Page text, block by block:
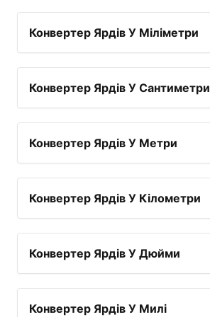
Конвертер Ярдів У Міліметри
Конвертер Ярдів У Сантиметри
Конвертер Ярдів У Метри
Конвертер Ярдів У Кілометри
Конвертер Ярдів У Дюйми
Конвертер Ярдів У Милі